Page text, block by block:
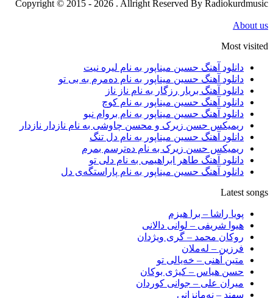
Copyright © 2015 - 2026 . Allright Reserved By Radiokurdmusic
About us
Most visited
دانلود آهنگ حسین میناپور به نام لیره نیت
دانلود آهنگ حسین میناپور به نام دەمرم بە بی تو
دانلود آهنگ بریار رزگار به نام ناز ناز
دانلود آهنگ حسین میناپور به نام کوچ
دانلود آهنگ حسین میناپور به نام بروام نبو
ریمیکس حسن زیرک و محسن چاوشی به نام نازدار نازدار
دانلود آهنگ حسین میناپور به نام دل تنگ
ریمیکس حسن زیرک به نام دەترسم بمرم
دانلود آهنگ طاهر ابراهیمی به نام دلی تو
دانلود آهنگ حسین میناپور به نام پاراستگەی دل
Latest songs
پویا راشا – برا هیزم
هیوا شریفی – لوانی دالانی
روکان محمد – گری ویژدان
فرزین – لەملان
متین آهنی – خەیالی تو
حسن هیاس – کیژی بوکان
میران علی – جوانی کوردان
سهند – نەمانزانی